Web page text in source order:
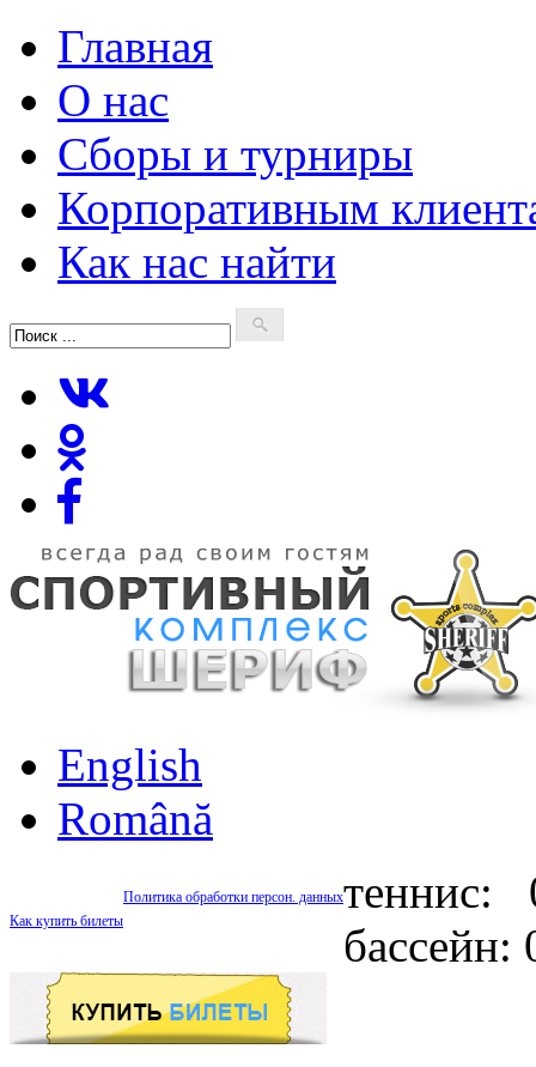
Главная
О нас
Сборы и турниры
Корпоративным
Как нас найти
English
Română
Политика обработки персон. данных
Как купить билеты
теннис: